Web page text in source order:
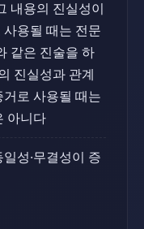
내용의 진실성이
용될 때는 전문
같은 진술을 하
진실성과 관계
로 사용될 때는
아니다
성·무결성이 증